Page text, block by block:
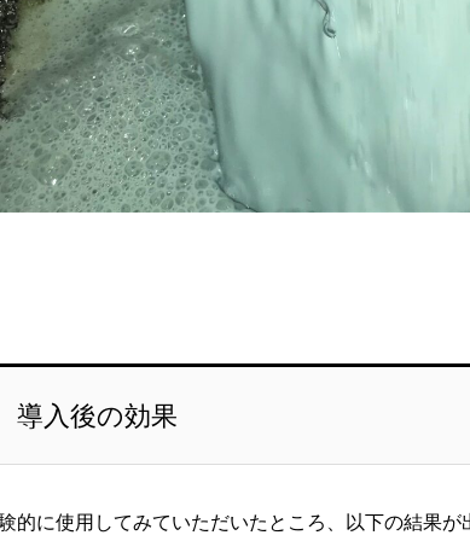
導入後の効果
的に使用してみていただいたところ、以下の結果